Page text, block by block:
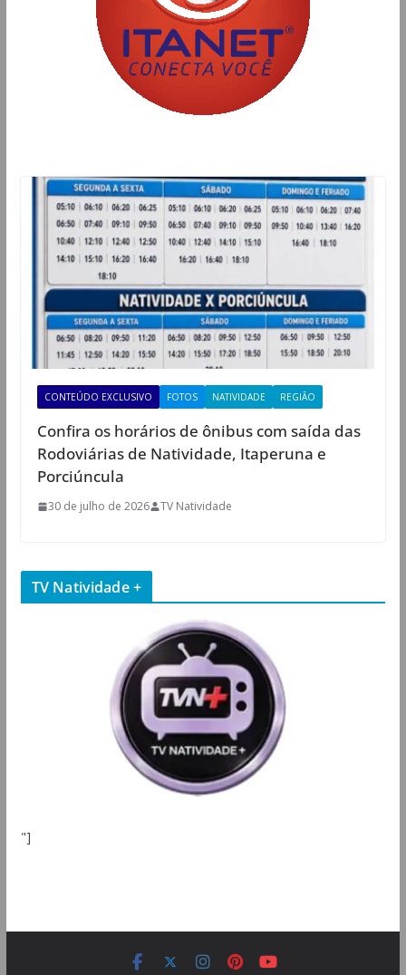
CONTEÚDO EXCLUSIVO FOTOS NATIVIDADE REGIÃO
Confira os horários de ônibus com saída das
Rodoviárias de Natividade, Itaperuna e
Porciúncula
30 de julho de 2026 TV Natividade
TV Natividade +
"]